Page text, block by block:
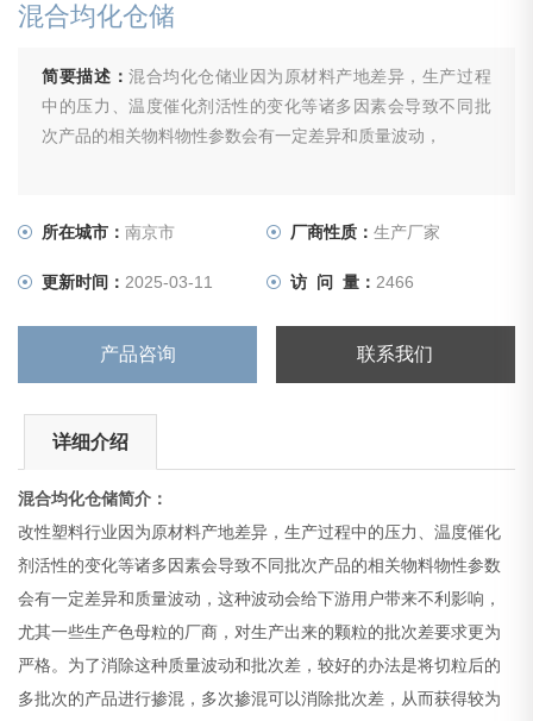
混合均化仓储
简要描述：混合均化仓储业因为原材料产地差异，生产过程
中的压力、温度催化剂活性的变化等诸多因素会导致不同批
次产品的相关物料物性参数会有一定差异和质量波动，
所在城市：南京市 厂商性质： 生产厂家
更新时间：2025-03-11 访 问 量： 2466
产品咨询 联系我们
详细介绍
混合均化仓储简介：
改性塑料行业因为原材料产地差异，生产过程中的压力、温度催化
剂活性的变化等诸多因素会导致不同批次产品的相关物料物性参数
会有一定差异和质量波动，这种波动会给下游用户带来不利影响，
尤其一些生产色母粒的厂商，对生产出来的颗粒的批次差要求更为
严格。为了消除这种质量波动和批次差，较好的办法是将切粒后的
多批次的产品进行掺混，多次掺混可以消除批次差，从而获得较为